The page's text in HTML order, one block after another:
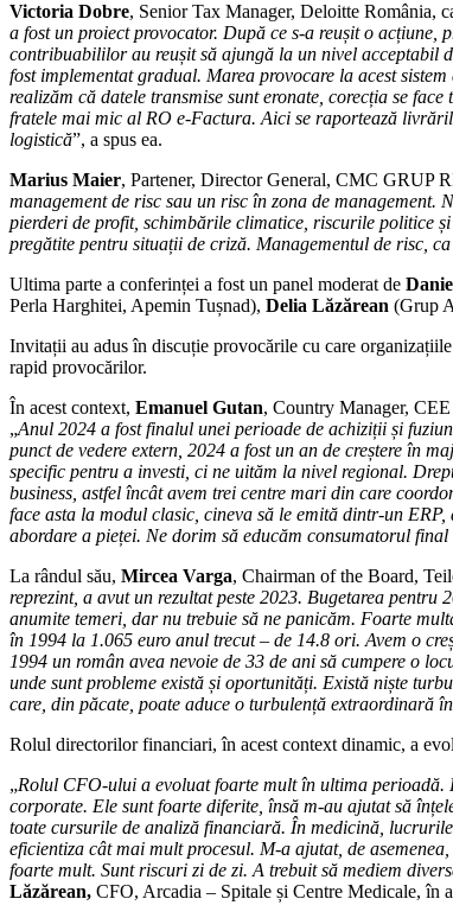
Victoria Dobre, Senior Tax Manager, Deloitte România,
a fost un proiect provocator. După ce s-a reușit o
contribuabililor au reușit să ajungă la un nivel acceptabil
fost implementat gradual. Marea provocare la acest
realizăm că datele transmise sunt eronate, corecția se
fratele mai mic al RO e-Factura. Aici se raportează
logistică”, a spus ea.
Marius Maier, Partener, Director General, CMC GRUP
management de risc sau un risc în zona de
pierderi de profit, schimbările climatice, riscurile politice
pregătite pentru situații de criză. Managementul de risc,
Ultima parte a conferinței a fost un panel moderat de
Perla Harghitei, Apemin Tușnad), Delia Lăzărean (Grup
Invitații au adus în discuție provocările cu care
rapid provocărilor.
În acest context, Emanuel Gutan, Country Manager,
„Anul 2024 a fost finalul unei perioade de achiziții și
punct de vedere extern, 2024 a fost un an de creștere în
specific pentru a investi, ci ne uităm la nivel regional.
business, astfel încât avem trei centre mari din care
face asta la modul clasic, cineva să le emită dintr-un
abordare a pieței. Ne dorim să educăm consumatorul
La rândul său, Mircea Varga, Chairman of the Board,
reprezint, a avut un rezultat peste 2023. Bugetarea
anumite temeri, dar nu trebuie să ne panicăm. Foarte
în 1994 la 1.065 euro anul trecut – de 14.8 ori. Avem o
1994 un român avea nevoie de 33 de ani să cumpere o
unde sunt probleme există și oportunități. Există niște
care, din păcate, poate aduce o turbulență extraordinară
Rolul directorilor financiari, în acest context dinamic, a
„Rolul CFO-ului a evoluat foarte mult în ultima perioadă.
corporate. Ele sunt foarte diferite, însă m-au ajutat să
toate cursurile de analiză financiară. În medicină,
eficientiza cât mai mult procesul. M-a ajutat, de
foarte mult. Sunt riscuri zi de zi. A trebuit să mediem
Lăzărean, CFO, Arcadia – Spitale și Centre Medicale, în